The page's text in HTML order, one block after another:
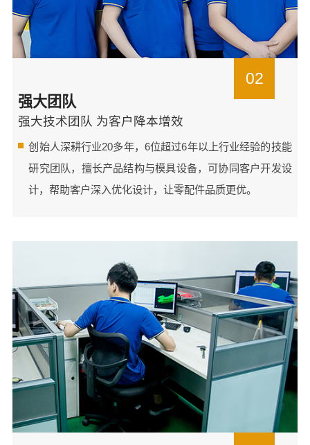
02
强大团队
强大技术团队 为客户降本增效
创始人深耕行业20多年，6位超过6年以上行业经验的技能
研究团队，擅长产品结构与模具设备，可协同客户开发设
计，帮助客户深入优化设计，让零配件品质更优。